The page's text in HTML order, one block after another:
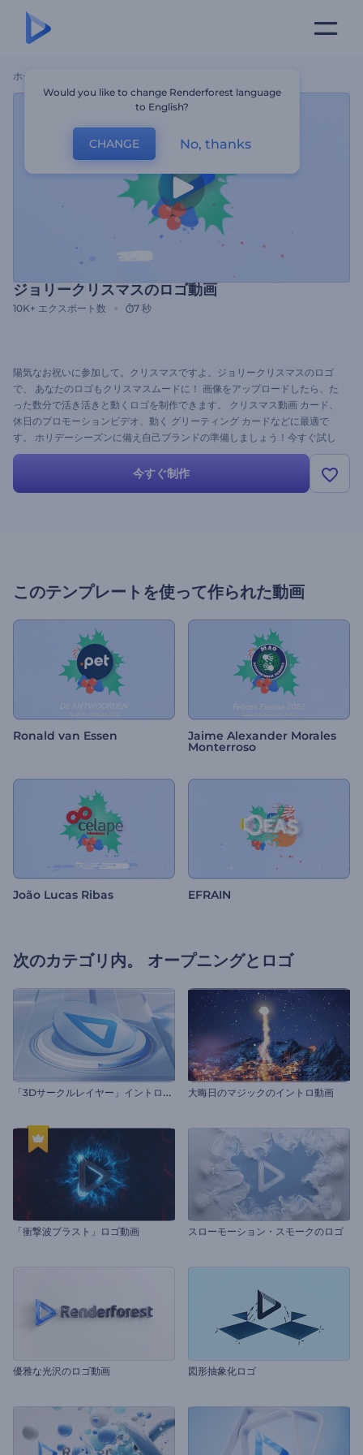
ホーム
ジョリークリスマスのロゴ動画
10K+ エクスポート数 7 秒
陽気なお祝いに参加して。クリスマスですよ。ジョリークリスマスのロゴ
で、 あなたのロゴもクリスマスムードに！ 画像をアップロードしたら、た
った数分で活き活きと動くロゴを制作できます。 クリスマス動画 カード、
休日のプロモーションビデオ、動く グリーティング カードなどに最適で
す。 ホリデーシーズンに備え自己ブランドの準備しましょう！今すぐ試し
てみませんか。
今すぐ制作
このテンプレートを使って作られた動画
Ronald van Essen Jaime Alexander Morales
Monterroso
João Lucas Ribas EFRAIN
次のカテゴリ内。 オープニングとロゴ
「
3Dサークルレイヤー」イントロ動画 大晦日のマジックのイントロ動画
「衝撃波ブラスト」ロゴ動画 スローモーション・スモークのロゴ
優雅な光沢のロゴ動画 図形抽象化ロゴ
Would you like to change Renderforest language
to English?
CHANGE No, thanks